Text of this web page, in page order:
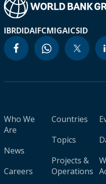
IBRDIDAIFCMIGAICSID
Who We
Are
News
Careers
Countries
Topics
Projects &
Operations